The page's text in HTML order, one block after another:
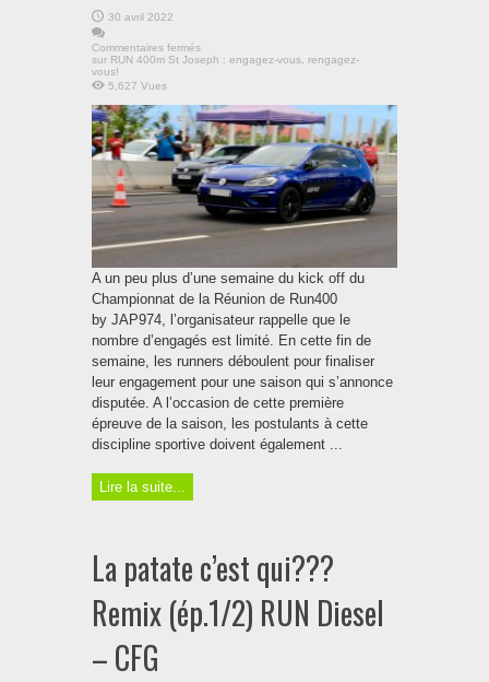
30 avril 2022
Commentaires fermés
sur RUN 400m St Joseph : engagez-vous, rengagez-
vous!
5,627 Vues
A un peu plus d’une semaine du kick off du
Championnat de la Réunion de Run400
by JAP974, l’organisateur rappelle que le
nombre d’engagés est limité. En cette fin de
semaine, les runners déboulent pour finaliser
leur engagement pour une saison qui s’annonce
disputée. A l’occasion de cette première
épreuve de la saison, les postulants à cette
discipline sportive doivent également ...
Lire la suite...
La patate c’est qui???
Remix (ép.1/2) RUN Diesel
– CFG